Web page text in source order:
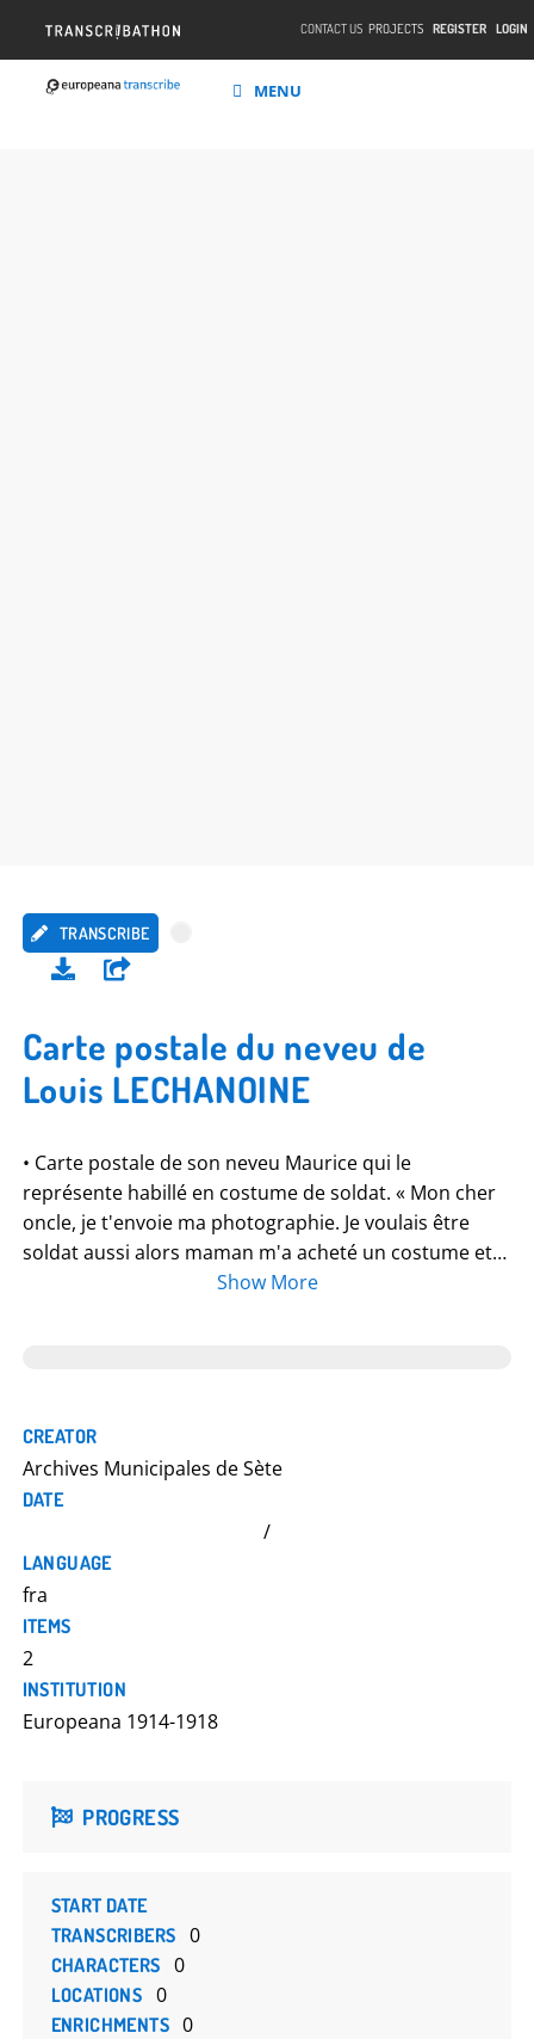
CONTACT US PROJECTS REGISTER LOGIN
MENU
TRANSCRIBE
Carte postale du neveu de
Louis LECHANOINE
• Carte postale de son neveu Maurice qui le
représente habillé en costume de soldat. « Mon cher
oncle, je t'envoie ma photographie. Je voulais être
soldat aussi alors maman m'a acheté un costume et
je suis fort pour tuer les boches. Maurice »
Show More
CREATOR
Archives Municipales de Sète
DATE
/
LANGUAGE
fra
ITEMS
2
INSTITUTION
Europeana 1914-1918
PROGRESS
START DATE
TRANSCRIBERS 0
CHARACTERS 0
LOCATIONS 0
ENRICHMENTS 0